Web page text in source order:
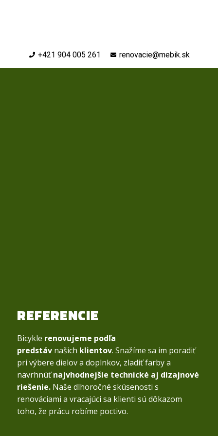
+421 904 005 261 renovacie@mebik.sk
REFERENCIE
Bicykle renovujeme podľa
predstáv našich klientov. Snažíme sa im poradiť
pri výbere dielov a doplnkov, zladiť farby a
navrhnúťnajvhodnejšie technické aj dizajnové
riešenie. Naše dlhoročné skúsenosti s
renováciami a vracajúci sa klienti sú dôkazom
toho, že prácu robíme poctivo.